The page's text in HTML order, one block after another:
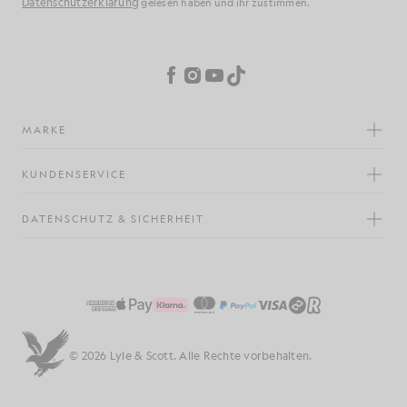
gelesen haben und ihr zustimmen.
Facebook
Instagram
YouTube
TikTok
MARKE
KUNDENSERVICE
DATENSCHUTZ & SICHERHEIT
© 2026 Lyle & Scott. Alle Rechte vorbehalten.